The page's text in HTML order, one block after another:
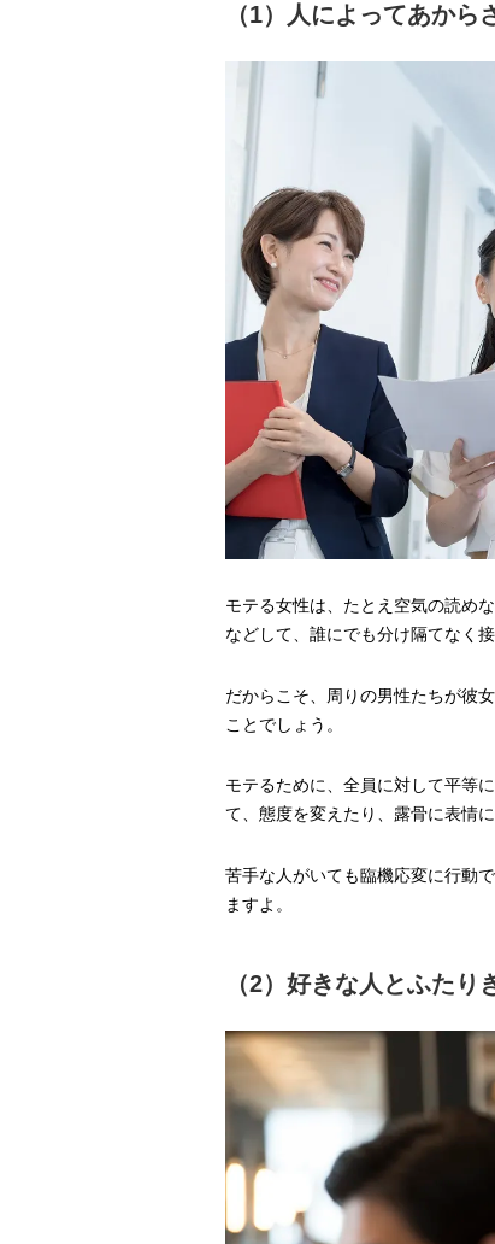
（1）人によってあから
モテる女性は、たとえ空気の読め
などして、誰にでも分け隔てなく接
だからこそ、周りの男性たちが彼
ことでしょう。
モテるために、全員に対して平等
て、態度を変えたり、露骨に表
苦手な人がいても臨機応変に行動
ますよ。
（2）好きな人とふた